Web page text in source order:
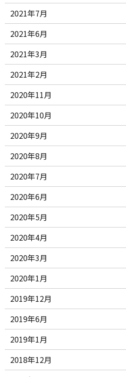
2021年7月
2021年6月
2021年3月
2021年2月
2020年11月
2020年10月
2020年9月
2020年8月
2020年7月
2020年6月
2020年5月
2020年4月
2020年3月
2020年1月
2019年12月
2019年6月
2019年1月
2018年12月